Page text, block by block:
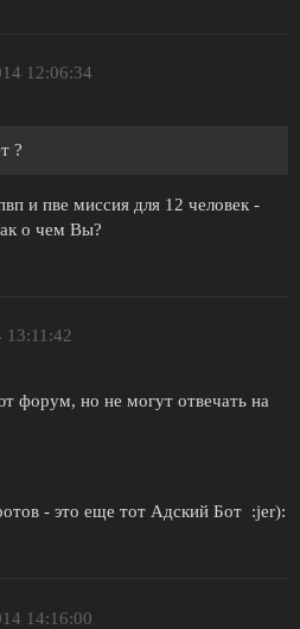
12:06:34
?
и пве миссия для 12 человек -
о чем Вы?
13:11:42
форум, но не могут отвечать на
- это еще тот Адский Бот :jer):
14:16:00